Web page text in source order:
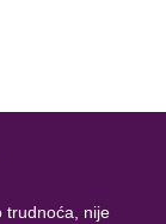
trudnoća, nije